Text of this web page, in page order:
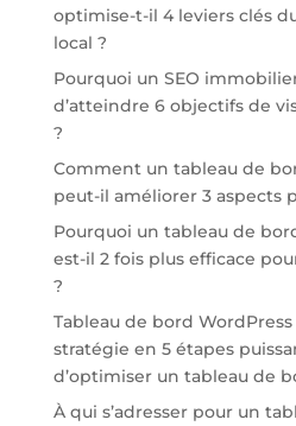
optimise-t-il 4 leviers clés
local ?
Pourquoi un SEO
d’atteindre 6 objectifs de
?
Comment un tableau de
peut-il améliorer 3 aspects
Pourquoi un tableau de
est-il 2 fois plus efficace
?
Tableau de bord
stratégie en 5 étapes
d’optimiser un tableau de
À qui s’adresser pour un